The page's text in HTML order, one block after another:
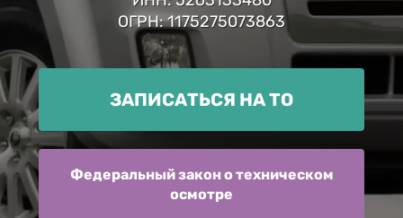
ОГРН: 1175275073863
ЗАПИСАТЬСЯ НА ТО
Федеральный закон о техническом
осмотре